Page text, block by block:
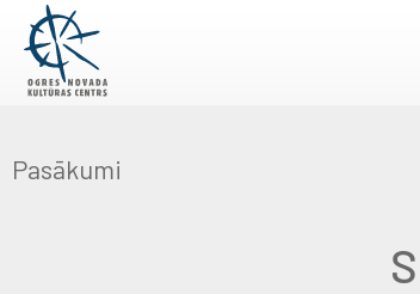
Pasākumi
S